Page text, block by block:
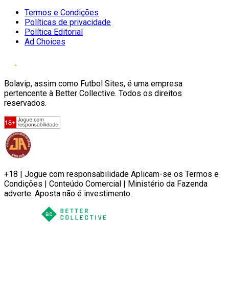
Termos e Condições
Políticas de privacidade
Política Editorial
Ad Choices
Bolavip, assim como Futbol Sites, é uma empresa
pertencente à Better Collective. Todos os direitos
reservados.
+18 | Jogue com responsabilidade Aplicam-se os Termos e
Condições | Conteúdo Comercial | Ministério da Fazenda
adverte: Aposta não é investimento.